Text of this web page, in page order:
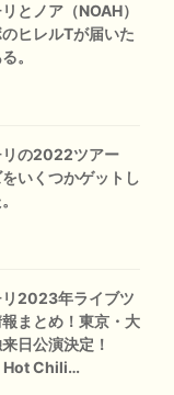
とノア（NOAH）
ヒレルTが届いた
。
リの2022ツアー
いくつかゲットし
リ2023年ライブツ
まとめ！東京・大
日公演決定！
Hot Chili